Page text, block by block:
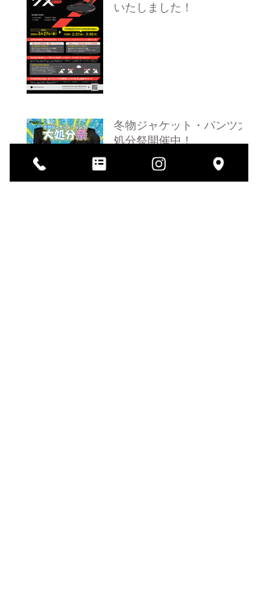
いたしました！
冬物ジャケット・パンツ大
処分祭開催中！